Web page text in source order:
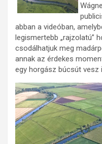
abban a videóban,
legismertebb „rajzolatú”
csodálhatjuk meg
annak az érdekes
egy horgász búcsút